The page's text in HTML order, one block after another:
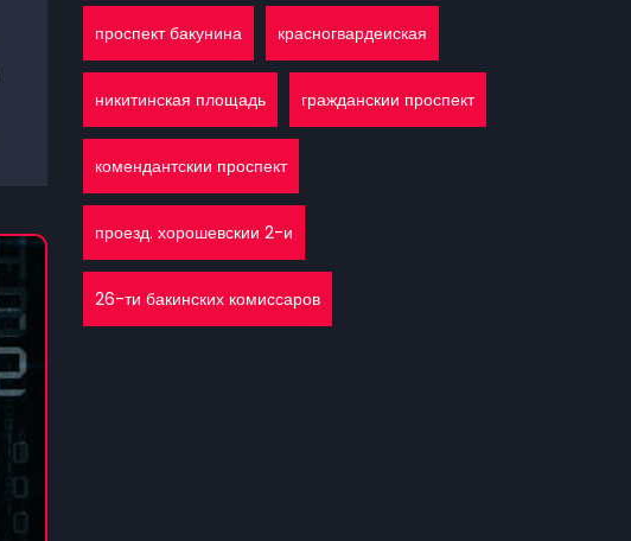
проспект бакунина красногвардеиская
никитинская площадь гражданскии проспект
комендантскии проспект
проезд. хорошевскии 2-и
26-ти бакинских комиссаров